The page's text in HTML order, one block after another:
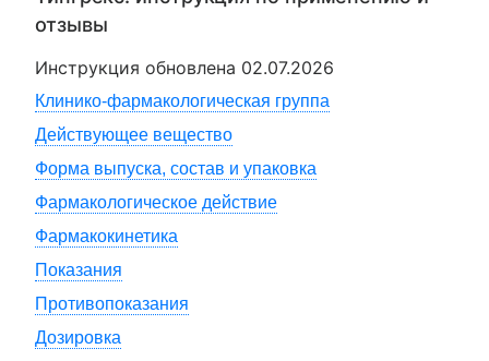
отзывы
Инструкция обновлена 02.07.2026
Клинико-фармакологическая группа
Действующее вещество
Форма выпуска, состав и упаковка
Фармакологическое действие
Фармакокинетика
Показания
Противопоказания
Дозировка